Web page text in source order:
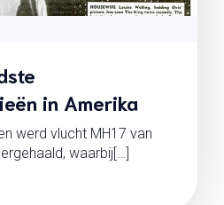
in Amerika
werd vlucht MH17 van
waarbij[…]